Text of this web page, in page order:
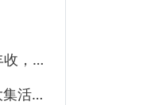
随县澴潭镇庞家岩村青茄挂枝迎丰收，特色产业兴乡村！
“品双山春韵 寻神农茶源”暨炎帝大集活动在草甸子街历史文化街区启幕